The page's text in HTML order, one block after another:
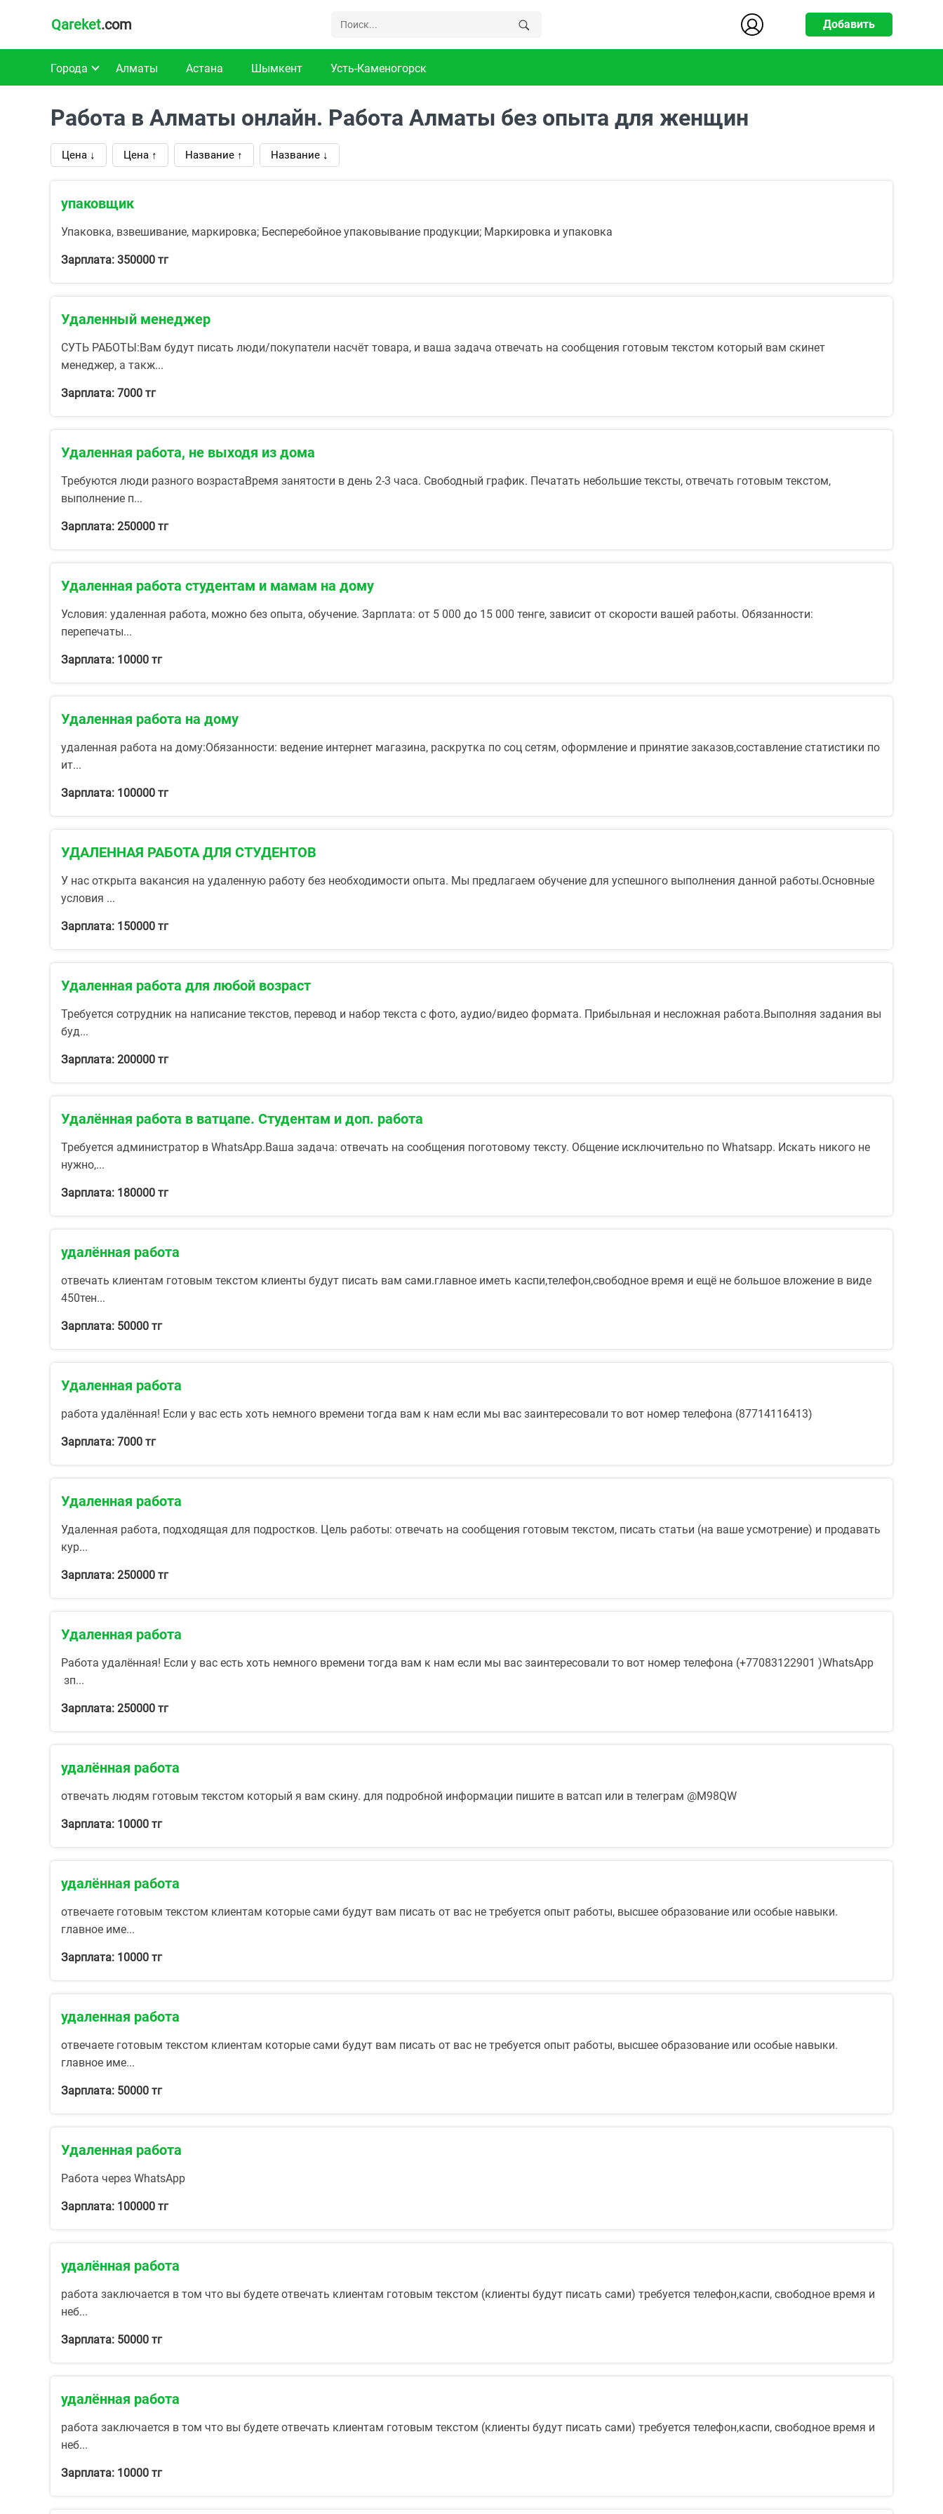
Qareket.com Добавить
Города Алматы Астана Шымкент Усть-Каменогорск
Работа в Алматы онлайн. Работа Алматы без опыта для женщин
Цена ↓ Цена ↑ Название ↑ Название ↓
упаковщик
Упаковка, взвешивание, маркировка; Бесперебойное упаковывание продукции; Маркировка и упаковка
Зарплата: 350000 тг
Удаленный менеджер
СУТЬ РАБОТЫ:Вам будут писать люди/покупатели насчёт товара, и ваша задача отвечать на сообщения готовым текстом который вам скинет
менеджер, а такж...
Зарплата: 7000 тг
Удаленная работа, не выходя из дома
Требуются люди разного возрастаВремя занятости в день 2-3 часа. Свободный график. Печатать небольшие тексты, отвечать готовым текстом,
выполнение п...
Зарплата: 250000 тг
Удаленная работа студентам и мамам на дому
Условия: удаленная работа, можно без опыта, обучение. Зарплата: от 5 000 до 15 000 тенге, зависит от скорости вашей работы. Обязанности:
перепечаты...
Зарплата: 10000 тг
Удаленная работа на дому
удаленная работа на дому:Обязанности: ведение интернет магазина, раскрутка по соц сетям, оформление и принятие заказов,составление статистики по
ит...
Зарплата: 100000 тг
УДАЛЕННАЯ РАБОТА ДЛЯ СТУДЕНТОВ
У нас открыта вакансия на удаленную работу без необходимости опыта. Мы предлагаем обучение для успешного выполнения данной работы.Основные
условия ...
Зарплата: 150000 тг
Удаленная работа для любой возраст
Требуется сотрудник на написание текстов, перевод и набор текста с фото, аудио/видео формата. Прибыльная и несложная работа.Выполняя задания вы
буд...
Зарплата: 200000 тг
Удалённая работа в ватцапе. Студентам и доп. работа
Требуется администратор в WhatsApp.Ваша задача: отвечать на сообщения поготовому тексту. Общение исключительно по Whatsapp. Искать никого не
нужно,...
Зарплата: 180000 тг
удалённая работа
отвечать клиентам готовым текстом клиенты будут писать вам сами.главное иметь каспи,телефон,свободное время и ещё не большое вложение в виде
450тен...
Зарплата: 50000 тг
Удаленная работа
работа удалённая! Если у вас есть хоть немного времени тогда вам к нам если мы вас заинтересовали то вот номер телефона (87714116413)
Зарплата: 7000 тг
Удаленная работа
Удаленная работа, подходящая для подростков. Цель работы: отвечать на сообщения готовым текстом, писать статьи (на ваше усмотрение) и продавать
кур...
Зарплата: 250000 тг
Удаленная работа
Работа удалённая! Если у вас есть хоть немного времени тогда вам к нам если мы вас заинтересовали то вот номер телефона (+77083122901 )WhatsApp
зп...
Зарплата: 250000 тг
удалённая работа
отвечать людям готовым текстом который я вам скину. для подробной информации пишите в ватсап или в телеграм @M98QW
Зарплата: 10000 тг
удалённая работа
отвечаете готовым текстом клиентам которые сами будут вам писать от вас не требуется опыт работы, высшее образование или особые навыки.
главное име...
Зарплата: 10000 тг
удаленная работа
отвечаете готовым текстом клиентам которые сами будут вам писать от вас не требуется опыт работы, высшее образование или особые навыки.
главное име...
Зарплата: 50000 тг
Удаленная работа
Работа через WhatsApp
Зарплата: 100000 тг
удалённая работа
работа заключается в том что вы будете отвечать клиентам готовым текстом (клиенты будут писать сами) требуется телефон,каспи, свободное время и
неб...
Зарплата: 50000 тг
удалённая работа
работа заключается в том что вы будете отвечать клиентам готовым текстом (клиенты будут писать сами) требуется телефон,каспи, свободное время и
неб...
Зарплата: 10000 тг